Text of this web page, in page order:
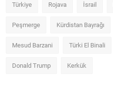
Türkiye Rojava İsrail
Peşmerge Kürdistan Bayrağı
Mesud Barzani Türki El Binali
Donald Trump Kerkük